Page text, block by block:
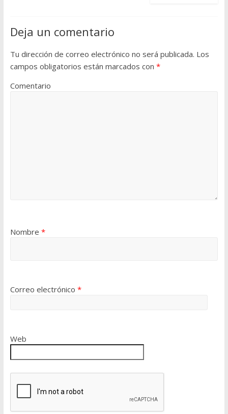
Deja un comentario
Tu dirección de correo electrónico no será publicada. Los
campos obligatorios están marcados con *
Comentario
Nombre *
Correo electrónico *
Web